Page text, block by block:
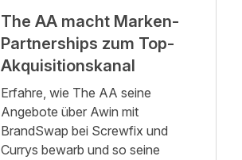
The AA macht Marken-
Partnerships zum Top-
Akquisitionskanal
Erfahre, wie The AA seine
Angebote über Awin mit
BrandSwap bei Screwfix und
Currys bewarb und so seine